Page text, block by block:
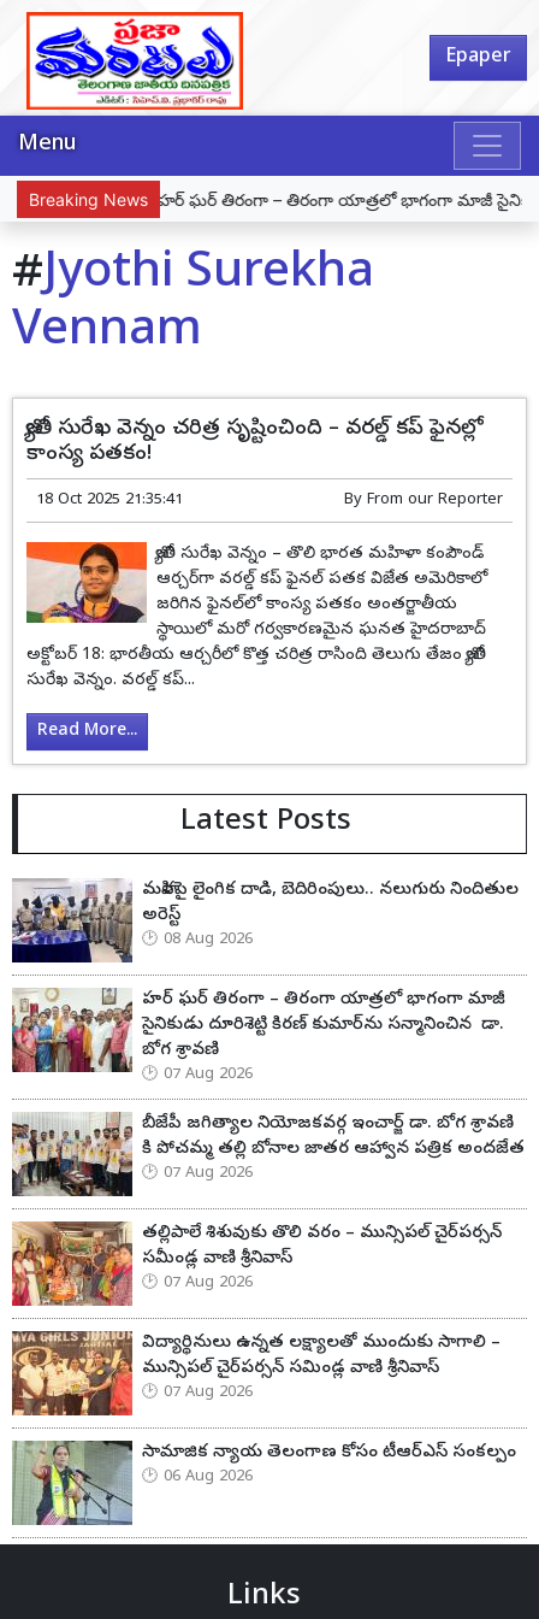
Epaper
Menu
Breaking News
అరెస్ట్ హర్ ఘర్ తిరంగా – తిరంగా యాత్రలో భాగంగా మాజీ సైనికుడు
#Jyothi Surekha
Vennam
జ్యోతి సురేఖ వెన్నం చరిత్ర సృష్టించింది – వరల్డ్ కప్ ఫైనల్లో
కాంస్య పతకం!
18 Oct 2025 21:35:41 By From our Reporter
జ్యోతి సురేఖ వెన్నం – తొలి భారత మహిళా కంపౌండ్
ఆర్చర్‌గా వరల్డ్ కప్ ఫైనల్ పతక విజేత అమెరికాలో
జరిగిన ఫైనల్‌లో కాంస్య పతకం అంతర్జాతీయ
స్థాయిలో మరో గర్వకారణమైన ఘనత హైదరాబాద్
అక్టోబర్ 18: భారతీయ ఆర్చరీలో కొత్త చరిత్ర రాసింది తెలుగు తేజం జ్యోతి
సురేఖ వెన్నం. వరల్డ్ కప్...
Read More...
Latest Posts
మహిళపై లైంగిక దాడి, బెదిరింపులు.. నలుగురు నిందితుల
అరెస్ట్
08 Aug 2026
హర్ ఘర్ తిరంగా – తిరంగా యాత్రలో భాగంగా మాజీ
సైనికుడు దూరిశెట్టి కిరణ్ కుమార్‌ను సన్మానించిన డా.
బోగ శ్రావణి
07 Aug 2026
బీజేపీ జగిత్యాల నియోజకవర్గ ఇంచార్జ్ డా. బోగ శ్రావణి
కి పోచమ్మ తల్లి బోనాల జాతర ఆహ్వాన పత్రిక అందజేత
07 Aug 2026
తల్లిపాలే శిశువుకు తొలి వరం – మున్సిపల్ చైర్‌పర్సన్
సమీండ్ల వాణి శ్రీనివాస్
07 Aug 2026
విద్యార్థినులు ఉన్నత లక్ష్యాలతో ముందుకు సాగాలి –
మున్సిపల్ చైర్‌పర్సన్ సమిండ్ల వాణి శ్రీనివాస్
07 Aug 2026
సామాజిక న్యాయ తెలంగాణ కోసం టీఆర్ఎస్ సంకల్పం
06 Aug 2026
Links